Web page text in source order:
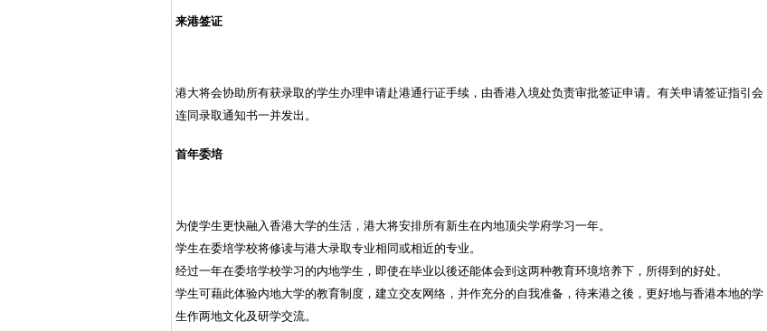
来港签证
港大将会协助所有获录取的学生办理申请赴港通行证手续，由香港入境处负责审批签证申请。有关申请签证指引会
连同录取通知书一并发出。
首年委培
为使学生更快融入香港大学的生活，港大将安排所有新生在内地顶尖学府学习一年。
学生在委培学校将修读与港大录取专业相同或相近的专业。
经过一年在委培学校学习的内地学生，即使在毕业以後还能体会到这两种教育环境培养下，所得到的好处。
学生可藉此体验内地大学的教育制度，建立交友网络，并作充分的自我准备，待来港之後，更好地与香港本地的学
生作两地文化及研学交流。